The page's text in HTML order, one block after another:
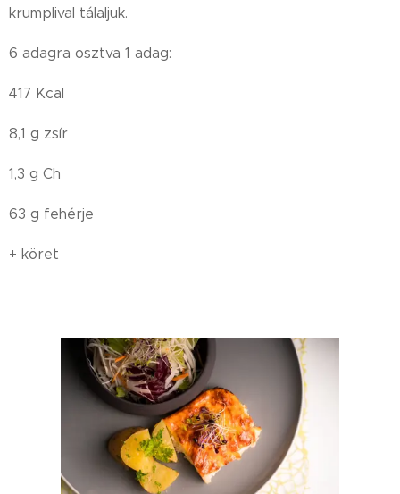
krumplival tálaljuk.
6 adagra osztva 1 adag:
417 Kcal
8,1 g zsír
1,3 g Ch
63 g fehérje
+ köret